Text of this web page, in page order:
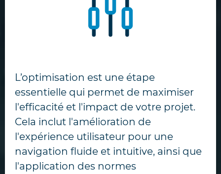
L’optimisation est une étape
essentielle qui permet de maximiser
l'efficacité et l'impact de votre projet.
Cela inclut l'amélioration de
l'expérience utilisateur pour une
navigation fluide et intuitive, ainsi que
l'application des normes